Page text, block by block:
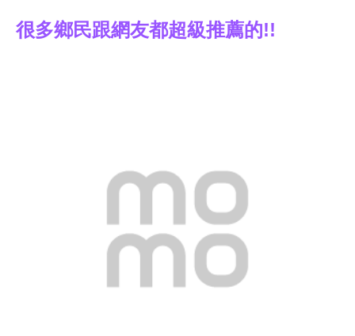
很多鄉民跟網友都超級推薦的!!